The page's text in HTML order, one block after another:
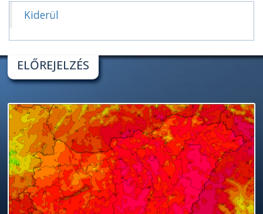
Kiderül
ELŐREJELZÉS